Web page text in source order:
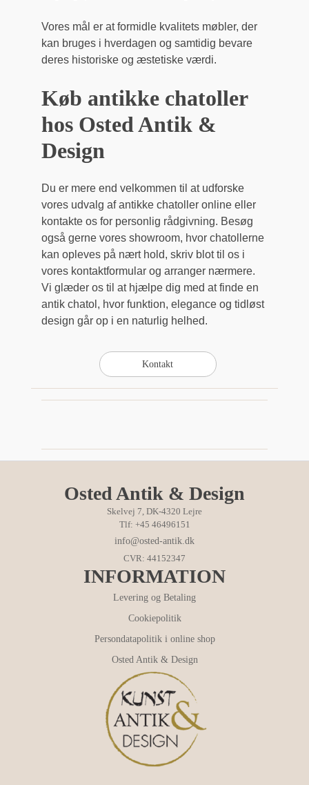
Vores mål er at formidle kvalitets møbler, der
kan bruges i hverdagen og samtidig bevare
deres historiske og æstetiske værdi.
Køb antikke chatoller
hos Osted Antik &
Design
Du er mere end velkommen til at udforske
vores udvalg af antikke chatoller online eller
kontakte os for personlig rådgivning. Besøg
også gerne vores showroom, hvor chatollerne
kan opleves på nært hold, skriv blot til os i
vores kontaktformular og arranger nærmere.
Vi glæder os til at hjælpe dig med at finde en
antik chatol, hvor funktion, elegance og tidløst
design går op i en naturlig helhed.
Osted Antik & Design
Skelvej 7, DK-4320 Lejre
Tlf: +45 46496151
info@osted-antik.dk
CVR: 44152347
INFORMATION
Levering og Betaling
Cookiepolitik
Persondatapolitik i online shop
Osted Antik & Design